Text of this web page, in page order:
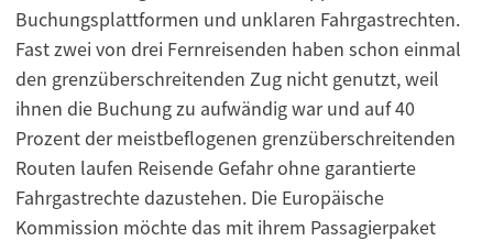
Buchungsplattformen und unklaren Fahrgastrechten.
Fast zwei von drei Fernreisenden haben schon einmal
den grenzüberschreitenden Zug nicht genutzt, weil
ihnen die Buchung zu aufwändig war und auf 40
Prozent der meistbeflogenen grenzüberschreitenden
Routen laufen Reisende Gefahr ohne garantierte
Fahrgastrechte dazustehen. Die Europäische
Kommission möchte das mit ihrem Passagierpaket